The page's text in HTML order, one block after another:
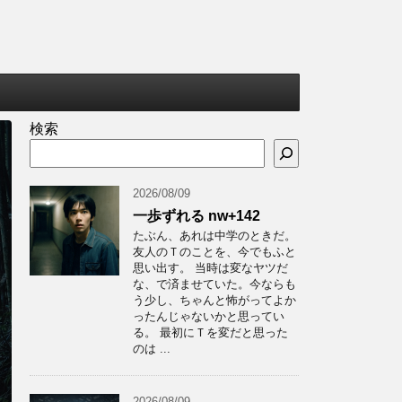
検索
2026/08/09
一歩ずれる nw+142
たぶん、あれは中学のときだ。
友人のＴのことを、今でもふと
思い出す。 当時は変なヤツだ
な、で済ませていた。今ならも
う少し、ちゃんと怖がってよか
ったんじゃないかと思ってい
る。 最初にＴを変だと思った
のは ...